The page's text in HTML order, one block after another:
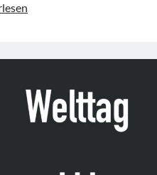
in
der
AASR
&